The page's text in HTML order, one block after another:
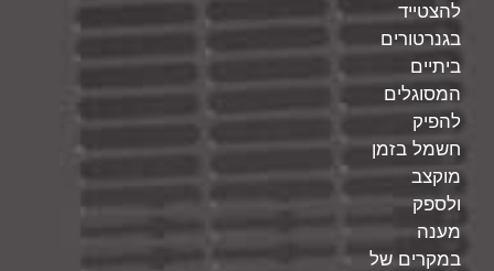
להצטייד
בגנרטורים
ביתיים
המסוגלים
להפיק
חשמל בזמן
מוקצב
ולספק
מענה
במקרים של